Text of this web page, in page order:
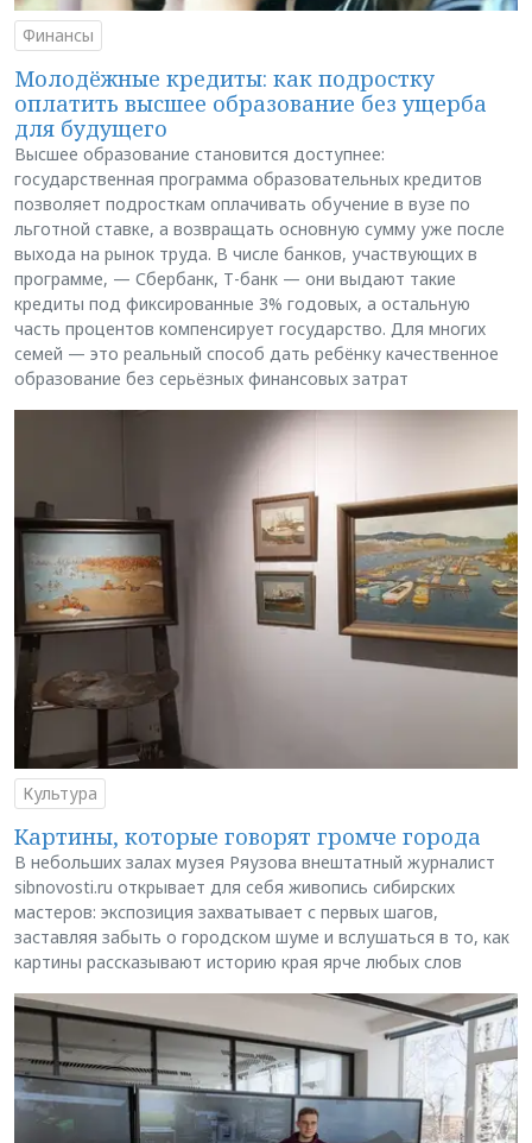
Финансы
Молодёжные кредиты: как подростку
оплатить высшее образование без ущерба
для будущего
Высшее образование становится доступнее:
государственная программа образовательных кредитов
позволяет подросткам оплачивать обучение в вузе по
льготной ставке, а возвращать основную сумму уже после
выхода на рынок труда. В числе банков, участвующих в
программе, — Сбербанк, Т-банк — они выдают такие
кредиты под фиксированные 3% годовых, а остальную
часть процентов компенсирует государство. Для многих
семей — это реальный способ дать ребёнку качественное
образование без серьёзных финансовых затрат
Культура
Картины, которые говорят громче города
В небольших залах музея Ряузова внештатный журналист
sibnovosti.ru открывает для себя живопись сибирских
мастеров: экспозиция захватывает с первых шагов,
заставляя забыть о городском шуме и вслушаться в то, как
картины рассказывают историю края ярче любых слов